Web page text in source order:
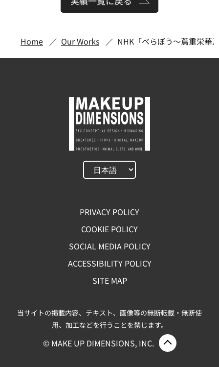
Home Our Works NHK「べらぼう〜蔦重栄華
PRIVACY POLICY
COOKIE POLICY
SOCIAL MEDIA POLICY
ACCESSIBILITY POLICY
SITE MAP
当サイトの掲載内容、テキスト、画像等の無断転載・無断使
用、加工などを行うことを禁じます。
© MAKE UP DIMENSIONS, INC. ページ上部